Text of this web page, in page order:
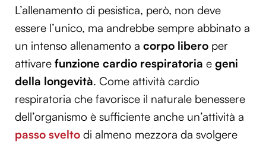
L’allenamento di pesistica, però, non deve
essere l’unico, ma andrebbe sempre abbinato a
un intenso allenamento a corpo libero per
attivare funzione cardio respiratoria e geni
della longevità. Come attività cardio
respiratoria che favorisce il naturale benessere
dell’organismo è sufficiente anche un’attività a
passo svelto di almeno mezzora da svolgere